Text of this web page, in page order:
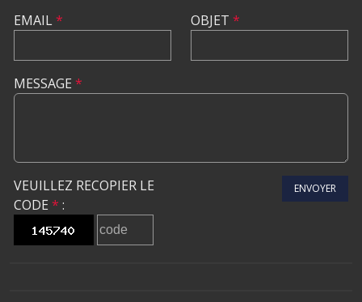
EMAIL* OBJET *
MESSAGE *
VEUILLEZ RECOPIER LE
CODE * :
ENVOYER